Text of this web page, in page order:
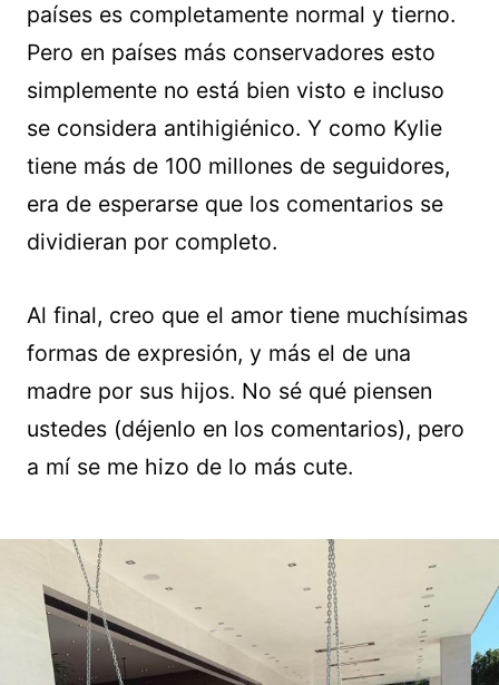
países es completamente normal y tierno.
Pero en países más conservadores esto
simplemente no está bien visto e incluso
se considera antihigiénico. Y como Kylie
tiene más de 100 millones de seguidores,
era de esperarse que los comentarios se
dividieran por completo.
Al final, creo que el amor tiene muchísimas
formas de expresión, y más el de una
madre por sus hijos. No sé qué piensen
ustedes (déjenlo en los comentarios), pero
a mí se me hizo de lo más cute.